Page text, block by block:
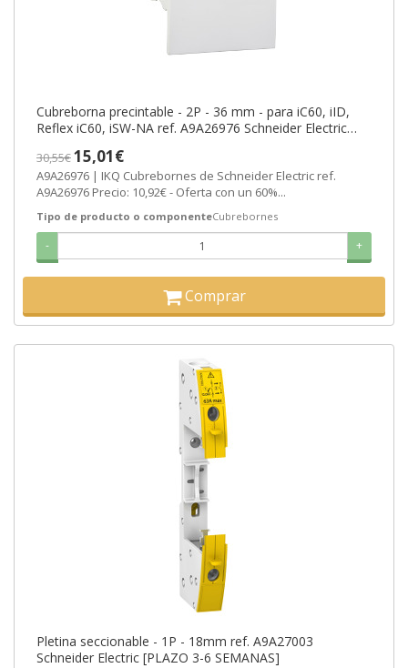
Cubreborna precintable - 2P - 36 mm - para iC60, iID,
Reflex iC60, iSW-NA ref. A9A26976 Schneider Electric
30,55€15,01€
A9A26976 | IKQ Cubrebornes de Schneider Electric ref.
A9A26976 Precio: 10,92€ - Oferta con un 60%...
Tipo de producto o componenteCubrebornes
- +
Comprar
Pletina seccionable - 1P - 18mm ref. A9A27003
Schneider Electric [PLAZO 3-6 SEMANAS]